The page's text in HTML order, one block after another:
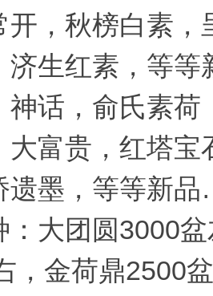
开，秋榜白素
济生红素，
神话，俞氏素
大富贵，红塔
遗墨，等等
：大团圆3000
，金荷鼎2500